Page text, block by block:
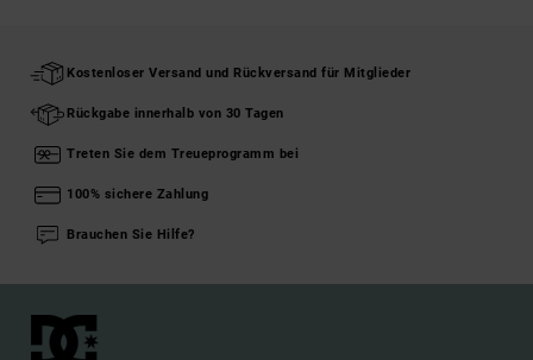
Kostenloser Versand und Rückversand für Mitglieder
Rückgabe innerhalb von 30 Tagen
Treten Sie dem Treueprogramm bei
100% sichere Zahlung
Brauchen Sie Hilfe?